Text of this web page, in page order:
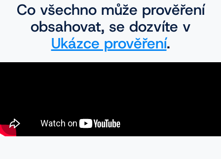
Co všechno může prověření
obsahovat, se dozvíte v
Ukázce prověření.